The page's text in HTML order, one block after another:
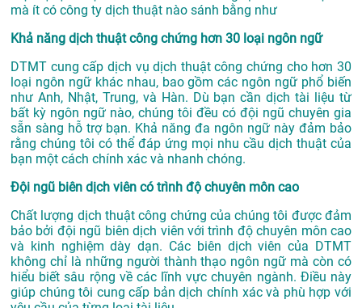
mà ít có công ty dịch thuật nào sánh bằng như
Khả năng dịch thuật công chứng hơn 30 loại ngôn ngữ
DTMT cung cấp dịch vụ dịch thuật công chứng cho hơn 30
loại ngôn ngữ khác nhau, bao gồm các ngôn ngữ phổ biến
như Anh, Nhật, Trung, và Hàn. Dù bạn cần dịch tài liệu từ
bất kỳ ngôn ngữ nào, chúng tôi đều có đội ngũ chuyên gia
sẵn sàng hỗ trợ bạn. Khả năng đa ngôn ngữ này đảm bảo
rằng chúng tôi có thể đáp ứng mọi nhu cầu dịch thuật của
bạn một cách chính xác và nhanh chóng.
Đội ngũ biên dịch viên có trình độ chuyên môn cao
Chất lượng dịch thuật công chứng của chúng tôi được đảm
bảo bởi đội ngũ biên dịch viên với trình độ chuyên môn cao
và kinh nghiệm dày dạn. Các biên dịch viên của DTMT
không chỉ là những người thành thạo ngôn ngữ mà còn có
hiểu biết sâu rộng về các lĩnh vực chuyên ngành. Điều này
giúp chúng tôi cung cấp bản dịch chính xác và phù hợp với